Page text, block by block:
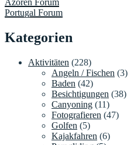
Azoren Forum
Portugal Forum
Kategorien
Aktivitäten (228)
Angeln / Fischen (3)
Baden (42)
Besichtigungen (38)
Canyoning (11)
Fotografieren (47)
Golfen (5)
Kajakfahren (6)